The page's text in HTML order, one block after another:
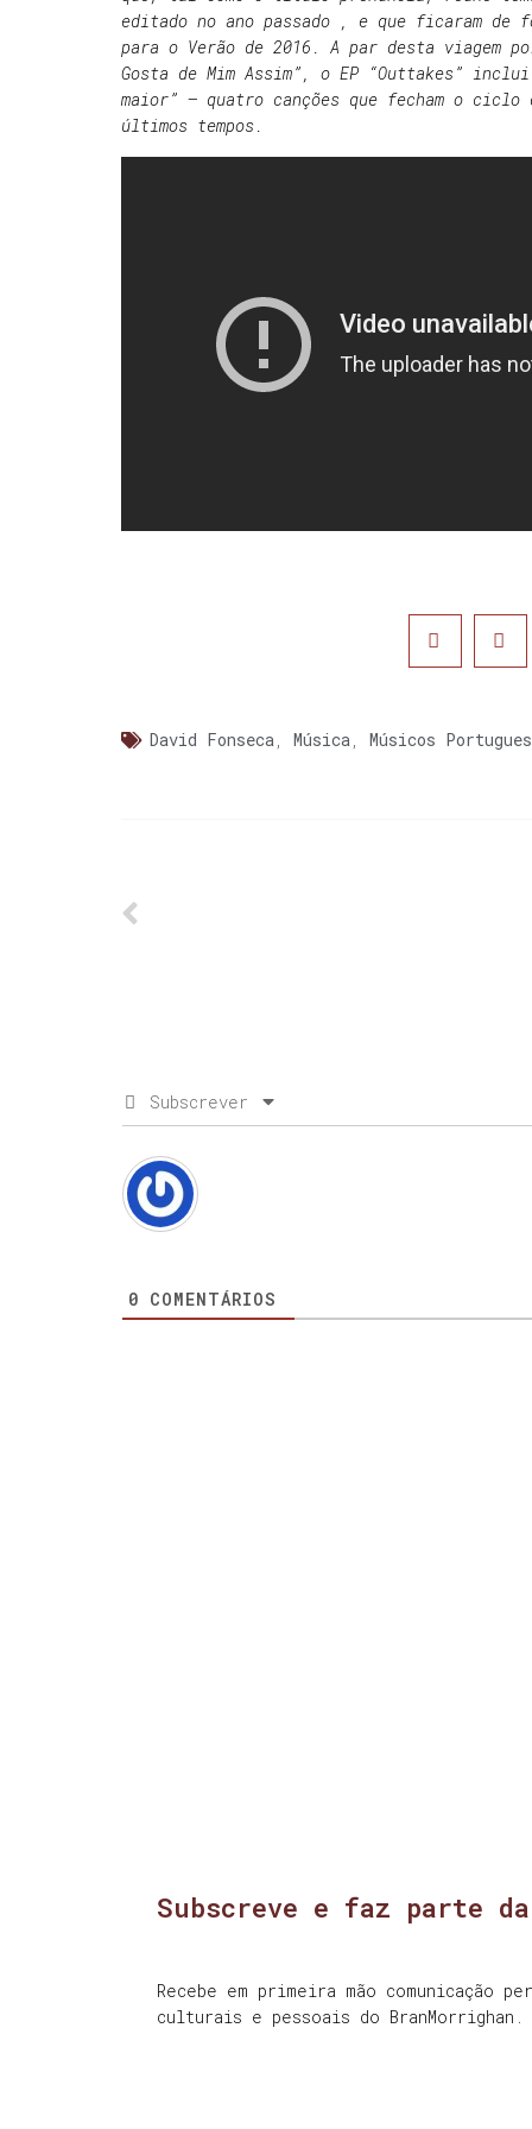
editado no ano passado , e que ficaram
para o Verão de 2016. A par desta viagem
Gosta de Mim Assim”, o EP “Outtakes”
maior” – quatro canções que fecham o ciclo
últimos tempos.
David Fonseca, Música, Músicos
Subscrever
0 COMENTÁRIOS
Subscreve e faz parte da
Recebe em primeira mão comunicação
culturais e pessoais do